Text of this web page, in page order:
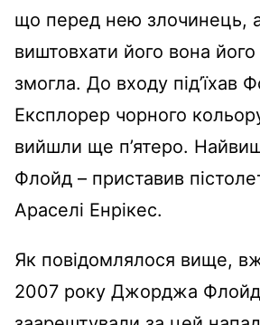
що перед нею злочинець,
виштовхати його вона
змогла. До входу під’їхав
Експлорер чорного
вийшли ще п’ятеро.
Флойд – приставив
Араселі Енрікес.
Як повідомлялося вище,
2007 року Джорджа